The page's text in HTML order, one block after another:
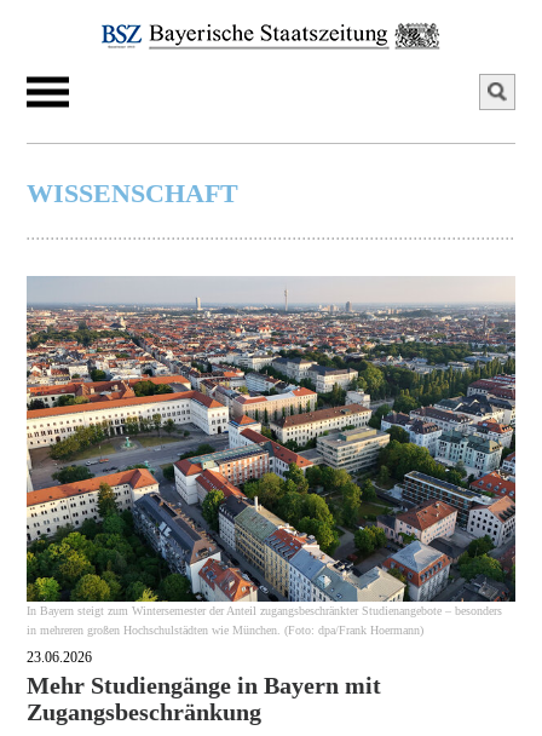
WISSENSCHAFT
In Bayern steigt zum Wintersemester der Anteil zugangsbeschränkter Studienangebote – besonders
in mehreren großen Hochschulstädten wie München. (Foto: dpa/Frank Hoermann)
23.06.2026
Mehr Studiengänge in Bayern mit
Zugangsbeschränkung